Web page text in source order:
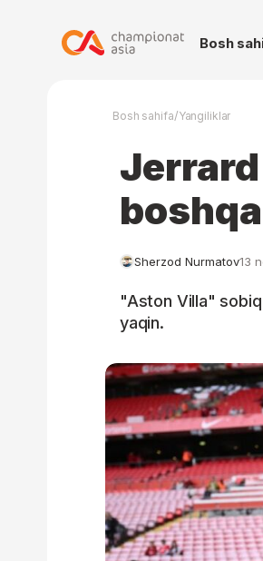
Bosh
Bosh sahifa/Yangiliklar
Sherzod Nurmatov13
"Aston Villa"
yaqin.